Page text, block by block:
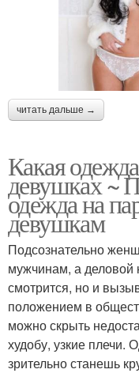
читать дальше →
Какая
девушках ~
одежда на
девушкам
Подсознательно
мужчинам, а деловой
смотрится, но и
положением в
можно скрыть
худобу, узкие плечи.
зрительно станешь